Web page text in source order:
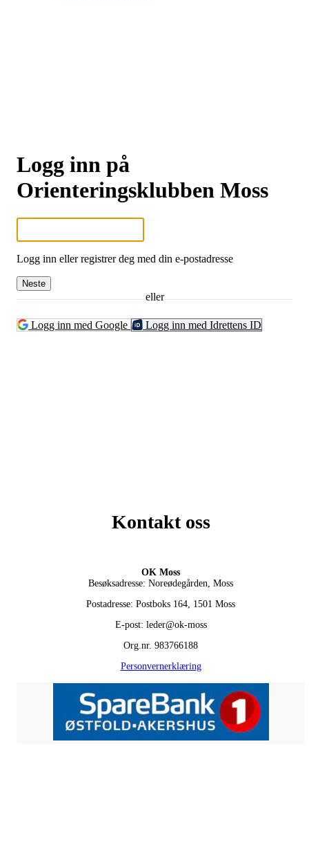
Logg inn på
Orienteringsklubben Moss
Logg inn eller registrer deg med din e-postadresse
Neste
eller
Logg inn med Google Logg inn med Idrettens ID
Kontakt oss
OK Moss
Besøksadresse: Noreødegården, Moss
Postadresse: Postboks 164, 1501 Moss
E-post: leder@ok-moss
Org.nr. 983766188
Personvernerklæring